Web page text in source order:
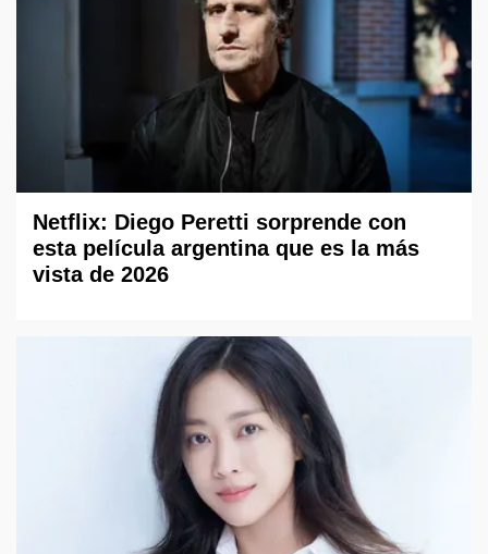
Netflix: Diego Peretti sorprende con
esta película argentina que es la más
vista de 2026